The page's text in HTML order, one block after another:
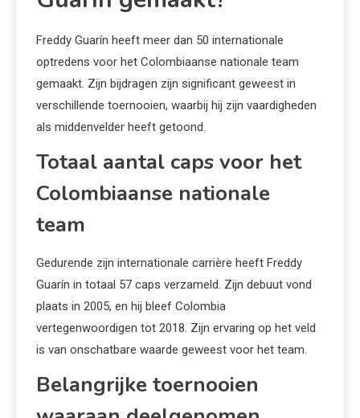
Freddy Guarín heeft meer dan 50 internationale
optredens voor het Colombiaanse nationale team
gemaakt. Zijn bijdragen zijn significant geweest in
verschillende toernooien, waarbij hij zijn vaardigheden
als middenvelder heeft getoond.
Totaal aantal caps voor het
Colombiaanse nationale
team
Gedurende zijn internationale carrière heeft Freddy
Guarín in totaal 57 caps verzameld. Zijn debuut vond
plaats in 2005, en hij bleef Colombia
vertegenwoordigen tot 2018. Zijn ervaring op het veld
is van onschatbare waarde geweest voor het team.
Belangrijke toernooien